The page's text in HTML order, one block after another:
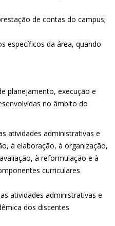
de contas do campus;
específicos da área, quando
planejamento, execução e
no âmbito do
atividades administrativas e
à elaboração, à organização,
à reformulação e à
curriculares
atividades administrativas e
dos discentes